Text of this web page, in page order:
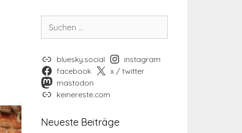
nach:
bluesky.social
instagram
facebook
x / twitter
mastodon
keinereste.com
Neueste Beiträge